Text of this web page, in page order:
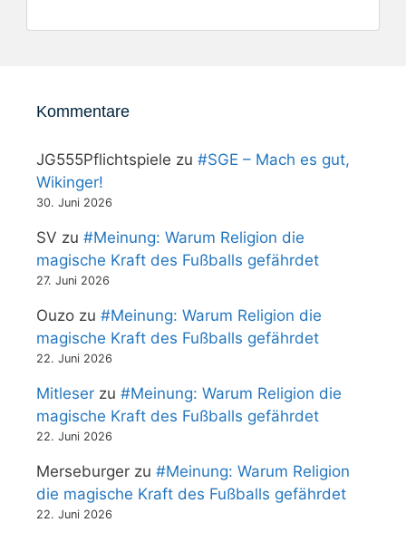
Kommentare
JG555Pflichtspiele zu #SGE – Mach es gut,
Wikinger!
30. Juni 2026
SV zu #Meinung: Warum Religion die
magische Kraft des Fußballs gefährdet
27. Juni 2026
Ouzo zu #Meinung: Warum Religion die
magische Kraft des Fußballs gefährdet
22. Juni 2026
Mitleser zu #Meinung: Warum Religion die
magische Kraft des Fußballs gefährdet
22. Juni 2026
Merseburger zu #Meinung: Warum Religion
die magische Kraft des Fußballs gefährdet
22. Juni 2026